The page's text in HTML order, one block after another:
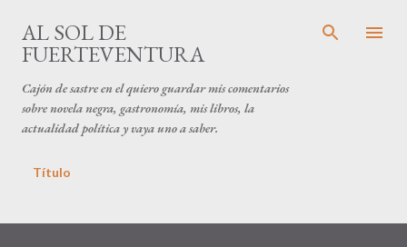
AL SOL DE
FUERTEVENTURA
Cajón de sastre en el quiero guardar mis comentarios
sobre novela negra, gastronomía, mis libros, la
actualidad política y vaya uno a saber.
Título